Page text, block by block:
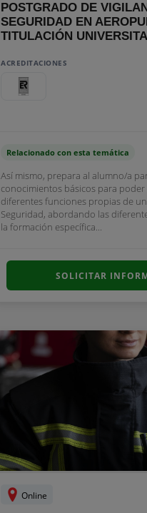
POSTGRADO DE
SEGURIDAD EN
TITULACIÓN
ACREDITACIONES
Relacionado con esta temática
Así mismo, prepara al alumno/a
conocimientos básicos para
diferentes funciones propias de
Seguridad, abordando las
la formación específica...
SOLICITAR
Online